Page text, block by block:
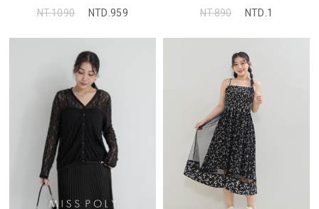
NT.1090
NTD.959
NT.890
NTD.1